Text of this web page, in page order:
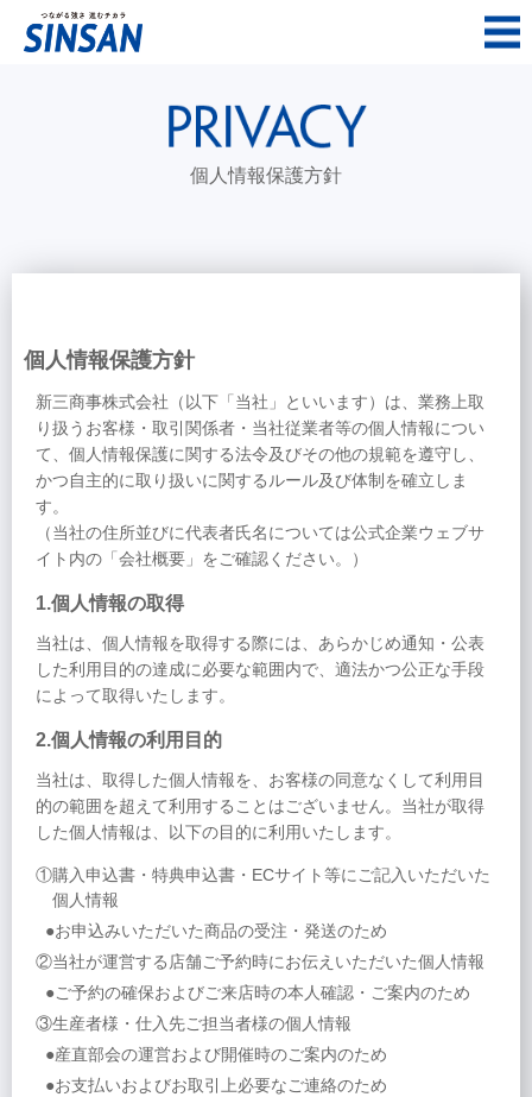
個人情報保護方針
個人情報保護方針
新三商事株式会社（以下「当社」といいます）は、業務上取
り扱うお客様・取引関係者・当社従業者等の個人情報につい
て、個人情報保護に関する法令及びその他の規範を遵守し、
かつ自主的に取り扱いに関するルール及び体制を確立しま
す。
（当社の住所並びに代表者氏名については公式企業ウェブサ
イト内の「会社概要」をご確認ください。）
1.個人情報の取得
当社は、個人情報を取得する際には、あらかじめ通知・公表
した利用目的の達成に必要な範囲内で、適法かつ公正な手段
によって取得いたします。
2.個人情報の利用目的
当社は、取得した個人情報を、お客様の同意なくして利用目
的の範囲を超えて利用することはございません。当社が取得
した個人情報は、以下の目的に利用いたします。
①購入申込書・特典申込書・ECサイト等にご記入いただいた
個人情報
●お申込みいただいた商品の受注・発送のため
②当社が運営する店舗ご予約時にお伝えいただいた個人情報
●ご予約の確保およびご来店時の本人確認・ご案内のため
③生産者様・仕入先ご担当者様の個人情報
●産直部会の運営および開催時のご案内のため
●お支払いおよびお取引上必要なご連絡のため